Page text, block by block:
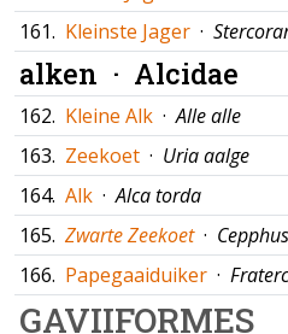
161. Kleinste Jager ·
alken · Alcidae
162. Kleine Alk ·Alle alle
163. Zeekoet · Uria aalge
164. Alk ·Alca torda
165. Zwarte Zeekoet ·
166. Papegaaiduiker ·
GAVIIFORMES